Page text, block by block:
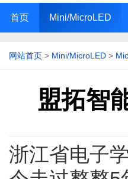
首页 Mini/MicroLED
网站首页 > Mini/MicroLED >
盟拓智
浙江省电子